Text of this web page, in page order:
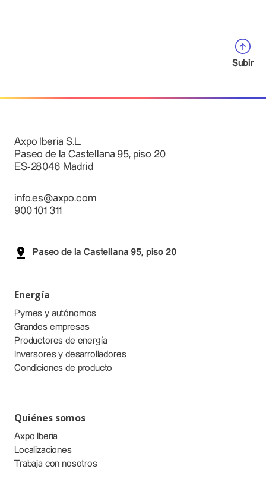
Subir
Axpo Iberia S.L.
Paseo de la Castellana 95, piso 20
ES-28046 Madrid
info.es@axpo.com
900 101 311
Paseo de la Castellana 95, piso 20
Energía
Pymes y autónomos
Grandes empresas
Productores de energía
Inversores y desarrolladores
Condiciones de producto
Quiénes somos
Axpo Iberia
Localizaciones
Trabaja con nosotros